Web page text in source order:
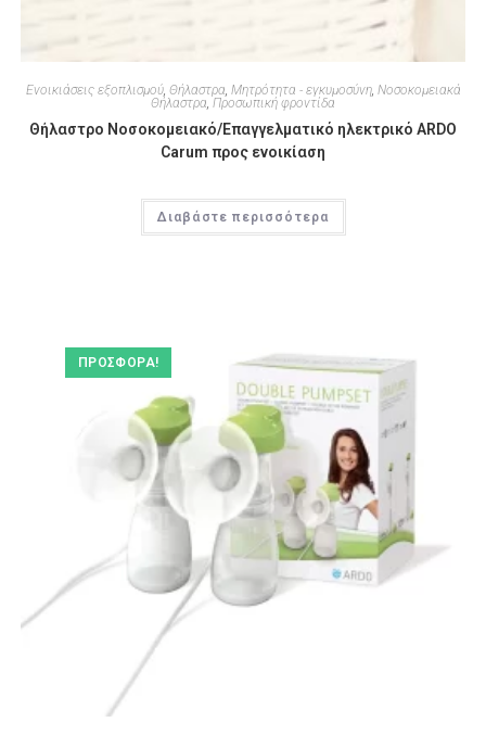
Ενοικιάσεις εξοπλισμού, Θήλαστρα, Μητρότητα - εγκυμοσύνη, Νοσοκομειακά
Θήλαστρα, Προσωπική φροντίδα
Θήλαστρο Νοσοκομειακό/Επαγγελματικό ηλεκτρικό ARDO
Carum προς ενοικίαση
Διαβάστε περισσότερα
ΠΡΟΣΦΟΡΆ!